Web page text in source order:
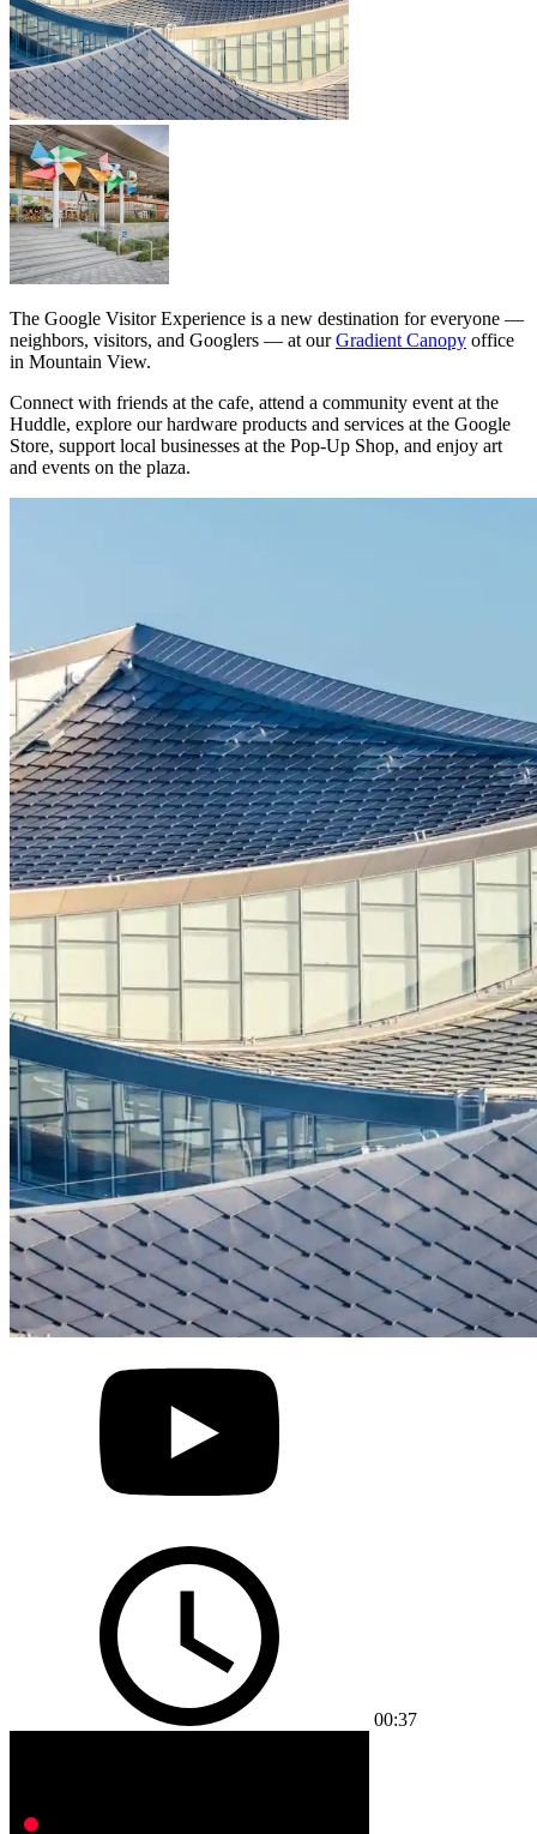
The Google Visitor Experience is a new destination for everyone —
neighbors, visitors, and Googlers — at ourGradient Canopy office
in Mountain View.
Connect with friends at the cafe, attend a community event at the
Huddle, explore our hardware products and services at the Google
Store, support local businesses at the Pop-Up Shop, and enjoy art
and events on the plaza.
00:37